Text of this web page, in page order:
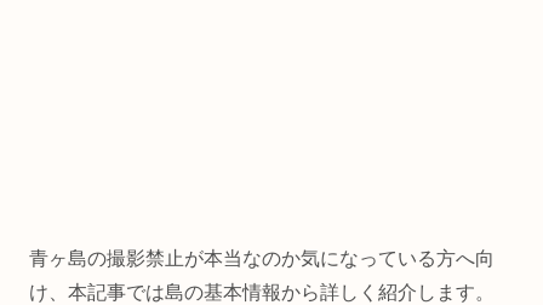
青ヶ島の撮影禁止が本当なのか気になっている方へ向
け、本記事では島の基本情報から詳しく紹介します。